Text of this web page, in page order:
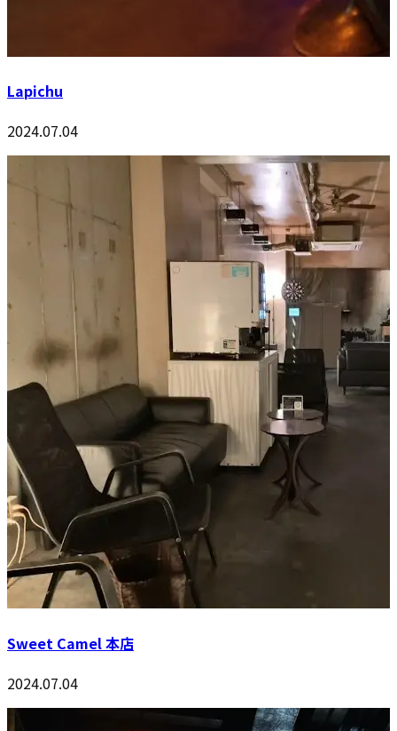
Lapichu
2024.07.04
Sweet Camel 本店
2024.07.04